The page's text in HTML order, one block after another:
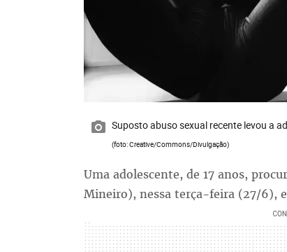
Suposto abuso sexual recente levou a
(foto: Creative/Commons/Divulgação)
Uma adolescente, de 17 anos,
Mineiro), nessa terça-feira (27/6),